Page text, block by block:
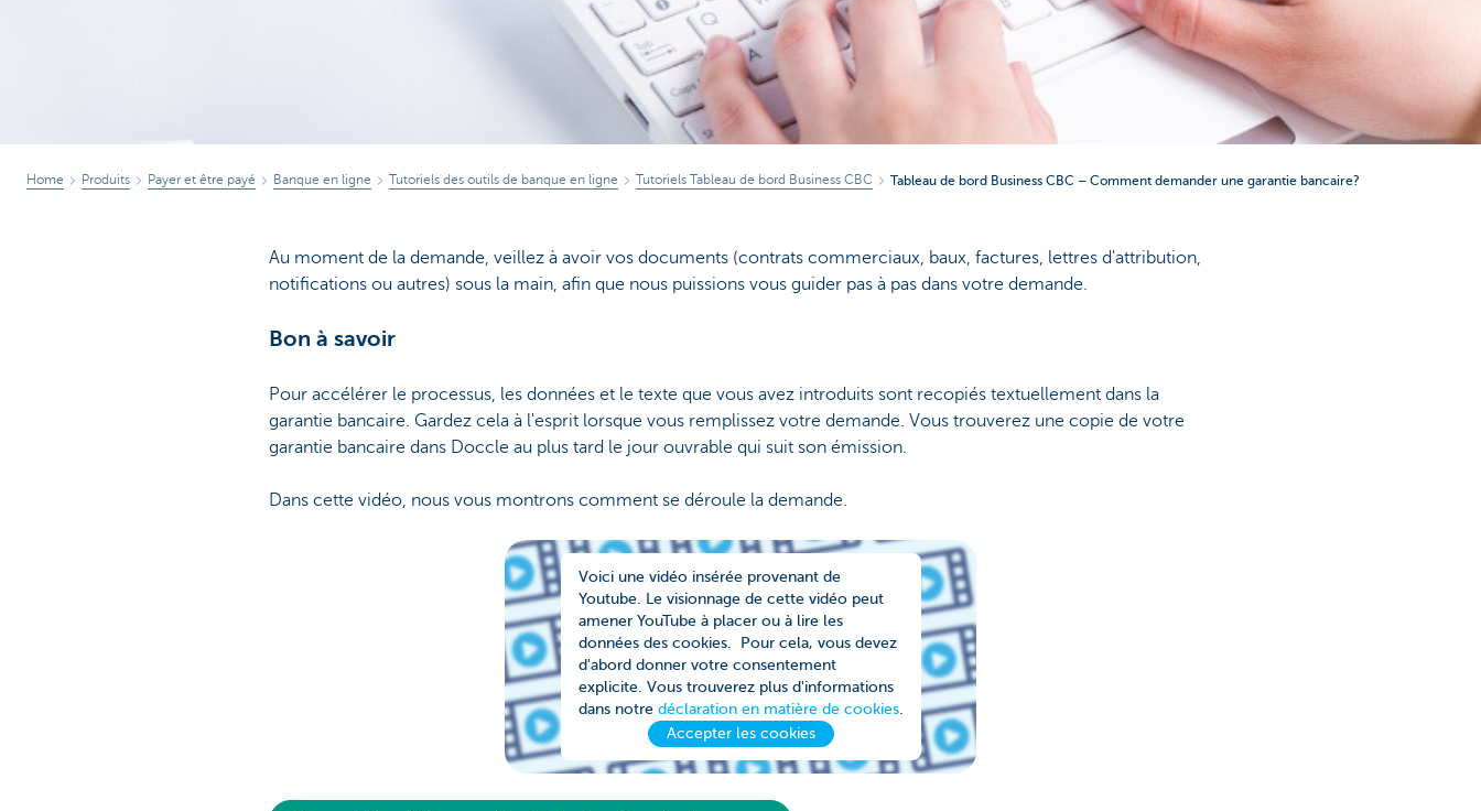
Home Produits Payer et être payé Banque en ligne Tutoriels des outils de banque en ligne Tutoriels Tableau de bord Business CBC Tableau de bord Business CBC – Comment demander une garantie bancaire?
Au moment de la demande, veillez à avoir vos documents (contrats commerciaux, baux, factures, lettres d'attribution,
notifications ou autres) sous la main, afin que nous puissions vous guider pas à pas dans votre demande.
Bon à savoir
Pour accélérer le processus, les données et le texte que vous avez introduits sont recopiés textuellement dans la
garantie bancaire. Gardez cela à l'esprit lorsque vous remplissez votre demande. Vous trouverez une copie de votre
garantie bancaire dans Doccle au plus tard le jour ouvrable qui suit son émission.
Dans cette vidéo, nous vous montrons comment se déroule la demande.
Voici une vidéo insérée provenant de
Youtube. Le visionnage de cette vidéo peut
amener YouTube à placer ou à lire les
données des cookies. Pour cela, vous devez
d'abord donner votre consentement
explicite. Vous trouverez plus d'informations
dans notre déclaration en matière de cookies.
Accepter les cookies